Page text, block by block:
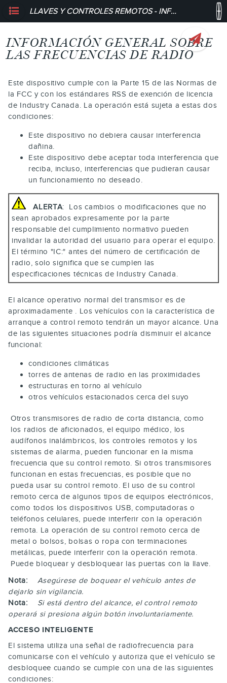
LLAVES Y CONTROLES REMOTOS - INFORMACIÓN GENERAL SOBRE LAS FRECUENCIAS DE RADIO
INFORMACIÓN GENERAL SOBRE
LAS FRECUENCIAS DE RADIO
Este dispositivo cumple con la Parte 15 de las Normas de
la FCC y con los estándares RSS de exención de licencia
de Industry Canada. La operación está sujeta a estas dos
condiciones:
Este dispositivo no debiera causar interferencia
dañina.
Este dispositivo debe aceptar toda interferencia que
reciba, incluso, interferencias que pudieran causar
un funcionamiento no deseado.
ALERTA: Los cambios o modificaciones que no
sean aprobados expresamente por la parte
responsable del cumplimiento normativo pueden
invalidar la autoridad del usuario para operar el equipo.
El término "IC:" antes del número de certificación de
radio, solo significa que se cumplen las
especificaciones técnicas de Industry Canada.
El alcance operativo normal del transmisor es de
aproximadamente . Los vehículos con la característica de
arranque a control remoto tendrán un mayor alcance. Una
de las siguientes situaciones podría disminuir el alcance
funcional:
condiciones climáticas
torres de antenas de radio en las proximidades
estructuras en torno al vehículo
otros vehículos estacionados cerca del suyo
Otros transmisores de radio de corta distancia, como
los radios de aficionados, el equipo médico, los
audífonos inalámbricos, los controles remotos y los
sistemas de alarma, pueden funcionar en la misma
frecuencia que su control remoto. Si otros transmisores
funcionan en estas frecuencias, es posible que no
pueda usar su control remoto. El uso de su control
remoto cerca de algunos tipos de equipos electrónicos,
como todos los dispositivos USB, computadoras o
teléfonos celulares, puede interferir con la operación
remota. La operación de su control remoto cerca de
metal o bolsos, bolsas o ropa con terminaciones
metálicas, puede interferir con la operación remota.
Puede bloquear y desbloquear las puertas con la llave.
Nota:
Asegúrese de boquear el vehículo antes de
dejarlo sin vigilancia.
Nota:
Si está dentro del alcance, el control remoto
operará si presiona algún botón involuntariamente.
ACCESO INTELIGENTE
El sistema utiliza una señal de radiofrecuencia para
comunicarse con el vehículo y autoriza que el vehículo se
desbloquee cuando se cumple con una de las siguientes
condiciones: